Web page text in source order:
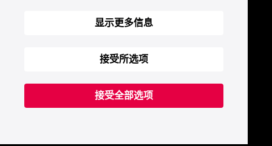
显示更多信息
接受所选项
接受全部选项